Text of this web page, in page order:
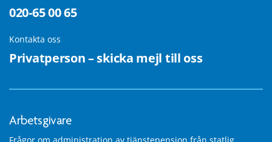
020-65 00 65
Kontakta oss
Privatperson – skicka mejl till oss
Arbetsgivare